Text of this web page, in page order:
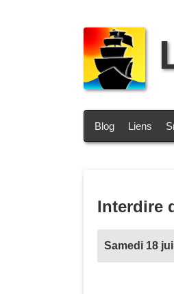
Blog Liens
Interdire
Samedi 18